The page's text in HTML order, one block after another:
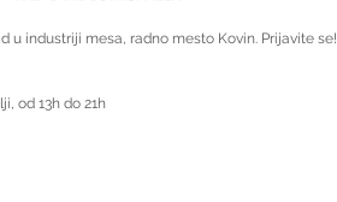
u industriji mesa, radno mesto Kovin. Prijavite se!
od 13h do 21h